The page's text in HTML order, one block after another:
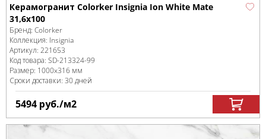
Керамогранит Colorker Insignia Ion White Mate
31,6x100
Бренд: Colorker
Коллекция: Insignia
Артикул: 221653
Код товара: SD-213324-99
Размер: 1000x316 мм
Сроки доставки: 30 дней
5494 руб./м2